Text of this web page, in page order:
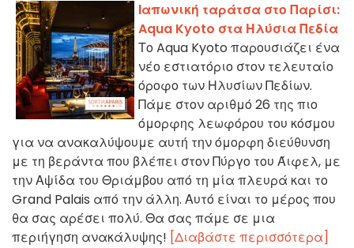
Ιαπωνική ταράτσα στο Παρίσι:
Aqua Kyoto στα Ηλύσια Πεδία
Το Aqua Kyoto παρουσιάζει ένα
νέο εστιατόριο στον τελευταίο
όροφο των Ηλυσίων Πεδίων.
Πάμε στον αριθμό 26 της πιο
όμορφης λεωφόρου του κόσμου
για να ανακαλύψουμε αυτή την όμορφη διεύθυνση
με τη βεράντα που βλέπει στον Πύργο του Άιφελ, με
την Αψίδα του Θριάμβου από τη μία πλευρά και το
Grand Palais από την άλλη. Αυτό είναι το μέρος που
θα σας αρέσει πολύ. Θα σας πάμε σε μια
περιήγηση ανακάλυψης! [Διαβάστε περισσότερα]